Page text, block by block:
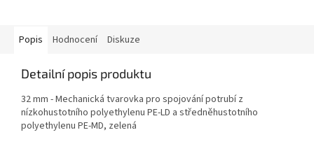
Popis Hodnocení Diskuze
Detailní popis produktu
32 mm - Mechanická tvarovka pro spojování potrubí z
nízkohustotního polyethylenu PE-LD a středněhustotního
polyethylenu PE-MD, zelená